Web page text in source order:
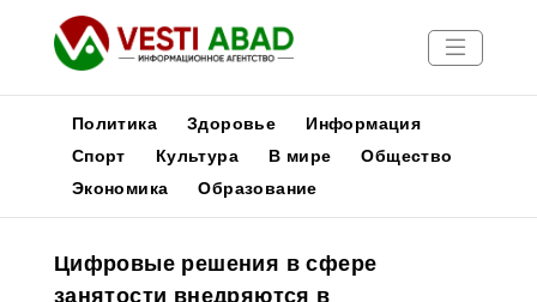
Новости
Медиа
Политика Здоровье
Информация
Спорт
Культура В мире
Общество
Экономика
Образование
Цифровые решения в сфере
занятости внедряются в